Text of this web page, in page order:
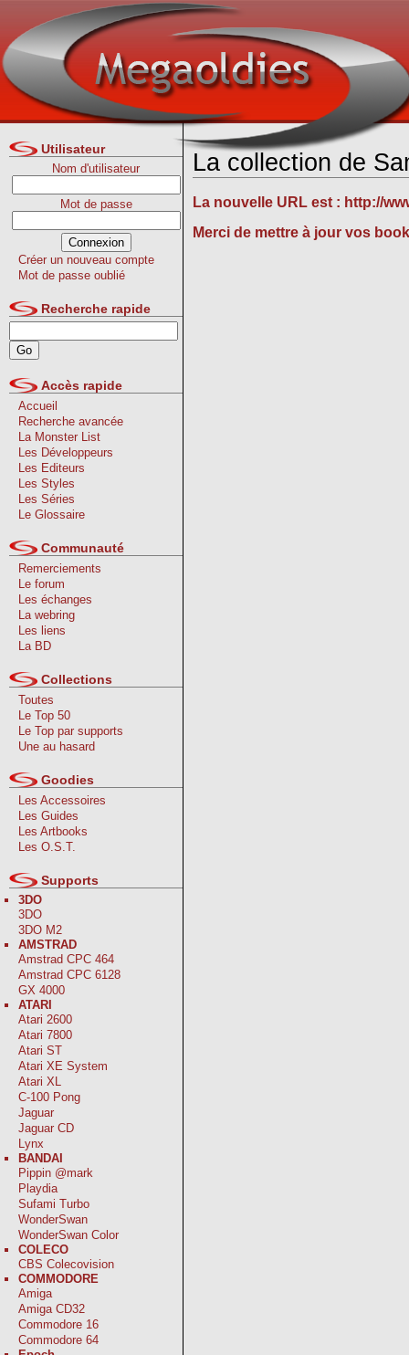
Utilisateur
Nom d'utilisateur
Mot de passe
Créer un nouveau compte
Mot de passe oublié
Recherche rapide
Accès rapide
Accueil
Recherche avancée
La Monster List
Les Développeurs
Les Editeurs
Les Styles
Les Séries
Le Glossaire
Communauté
Remerciements
Le forum
Les échanges
La webring
Les liens
La BD
Collections
Toutes
Le Top 50
Le Top par supports
Une au hasard
Goodies
Les Accessoires
Les Guides
Les Artbooks
Les O.S.T.
Supports
3DO
3DO
3DO M2
AMSTRAD
Amstrad CPC 464
Amstrad CPC 6128
GX 4000
ATARI
Atari 2600
Atari 7800
Atari ST
Atari XE System
Atari XL
C-100 Pong
Jaguar
Jaguar CD
Lynx
BANDAI
Pippin @mark
Playdia
Sufami Turbo
WonderSwan
WonderSwan Color
COLECO
CBS Colecovision
COMMODORE
Amiga
Amiga CD32
Commodore 16
Commodore 64
La collection de
La nouvelle URL est : http://
Merci de mettre à jour vos